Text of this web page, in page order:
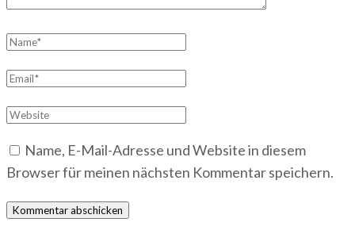
Name*
Email*
Website
Name, E-Mail-Adresse und Website in diesem
Browser für meinen nächsten Kommentar speichern.